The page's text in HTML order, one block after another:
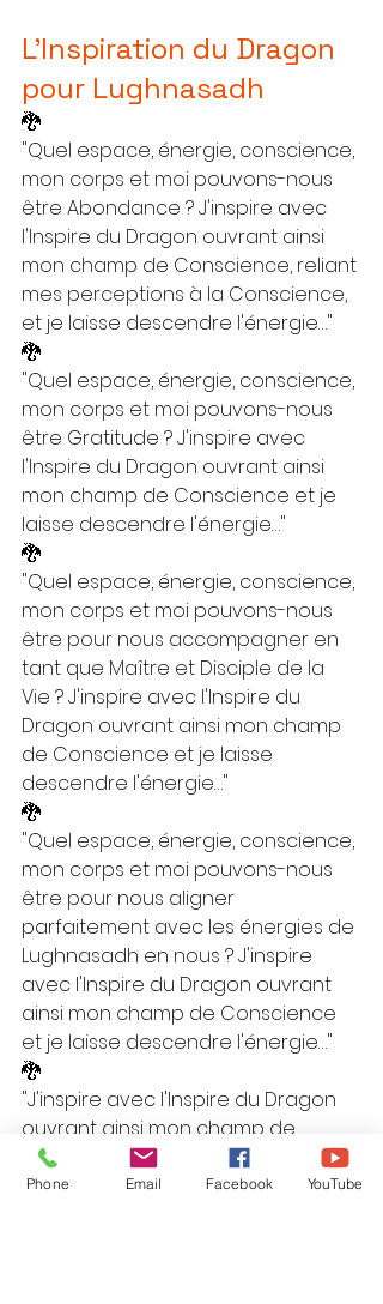
L'Inspiration du Dragon
pour Lughnasadh
🐉
"Quel espace, énergie, conscience,
mon corps et moi pouvons-nous
être Abondance ? J'inspire avec
l'Inspire du Dragon ouvrant ainsi
mon champ de Conscience, reliant
mes perceptions à la Conscience,
et je laisse descendre l'énergie…"
🐉
"Quel espace, énergie, conscience,
mon corps et moi pouvons-nous
être Gratitude ? J'inspire avec
l'Inspire du Dragon ouvrant ainsi
mon champ de Conscience et je
laisse descendre l'énergie…"
🐉
"Quel espace, énergie, conscience,
mon corps et moi pouvons-nous
être pour nous accompagner en
tant que Maître et Disciple de la
Vie ? J'inspire avec l'Inspire du
Dragon ouvrant ainsi mon champ
de Conscience et je laisse
descendre l'énergie…"
🐉
"Quel espace, énergie, conscience,
mon corps et moi pouvons-nous
être pour nous aligner
parfaitement avec les énergies de
Lughnasadh en nous ? J'inspire
avec l'Inspire du Dragon ouvrant
ainsi mon champ de Conscience
et je laisse descendre l'énergie…"
🐉
"J'inspire avec l'Inspire du Dragon
ouvrant ainsi mon champ de
Perception pour recevoir… Je laisse
descendre l'énergie dans tous
Phone Email Facebook YouTube